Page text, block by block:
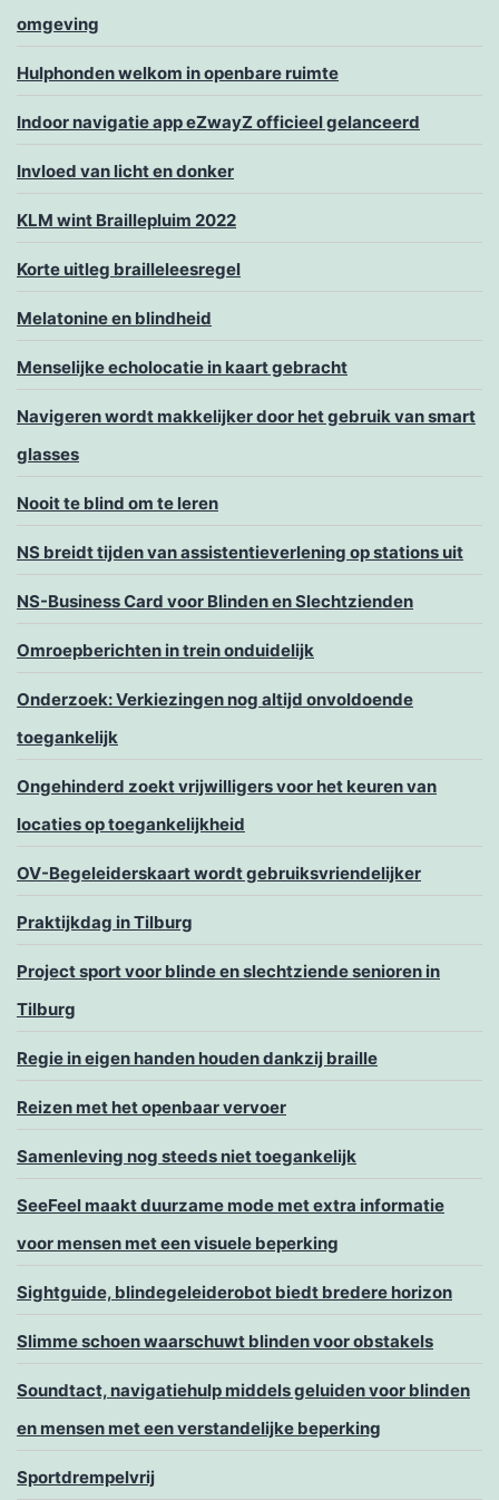
omgeving
Hulphonden welkom in openbare ruimte
Indoor navigatie app eZwayZ officieel gelanceerd
Invloed van licht en donker
KLM wint Braillepluim 2022
Korte uitleg brailleleesregel
Melatonine en blindheid
Menselijke echolocatie in kaart gebracht
Navigeren wordt makkelijker door het gebruik van smart
glasses
Nooit te blind om te leren
NS breidt tijden van assistentieverlening op stations uit
NS-Business Card voor Blinden en Slechtzienden
Omroepberichten in trein onduidelijk
Onderzoek: Verkiezingen nog altijd onvoldoende
toegankelijk
Ongehinderd zoekt vrijwilligers voor het keuren van
locaties op toegankelijkheid
OV-Begeleiderskaart wordt gebruiksvriendelijker
Praktijkdag in Tilburg
Project sport voor blinde en slechtziende senioren in
Tilburg
Regie in eigen handen houden dankzij braille
Reizen met het openbaar vervoer
Samenleving nog steeds niet toegankelijk
SeeFeel maakt duurzame mode met extra informatie
voor mensen met een visuele beperking
Sightguide, blindegeleiderobot biedt bredere horizon
Slimme schoen waarschuwt blinden voor obstakels
Soundtact, navigatiehulp middels geluiden voor blinden
en mensen met een verstandelijke beperking
Sportdrempelvrij